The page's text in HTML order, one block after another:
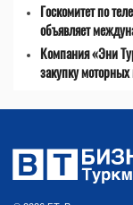
Госкомитет по
объявляет
Компания «Эни
закупку